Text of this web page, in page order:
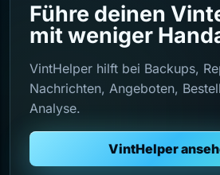
Führe deinen
mit weniger
VintHelper hilft bei Backups,
Nachrichten, Angeboten,
Analyse.
VintHelper